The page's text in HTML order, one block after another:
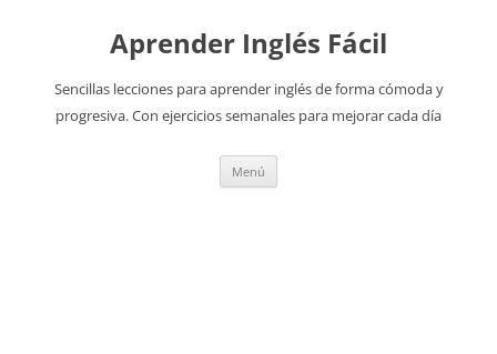
Aprender Inglés Fácil
Sencillas lecciones para aprender inglés de forma cómoda y
progresiva. Con ejercicios semanales para mejorar cada día
Menú